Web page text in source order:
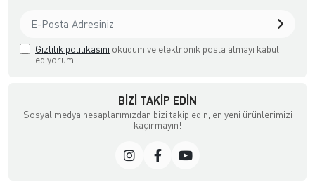
Gizlilik politikasını okudum ve elektronik posta almayı kabul
ediyorum.
BIZI TAKIP EDIN
Sosyal medya hesaplarımızdan bizi takip edin, en yeni ürünlerimizi
kaçırmayın!